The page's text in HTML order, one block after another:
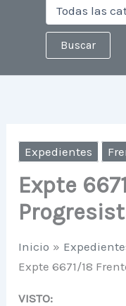
Expedientes
Expte
Inicio
Expte 6671/18
VISTO: